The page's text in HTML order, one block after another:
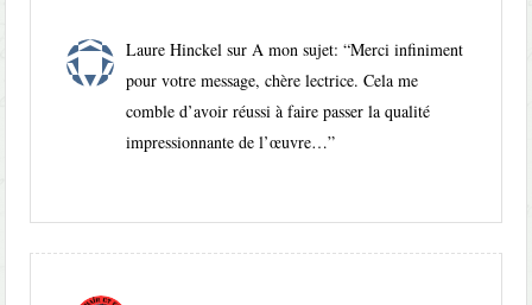
Laure Hinckel surA mon sujet: “Merci infiniment
pour votre message, chère lectrice. Cela me
comble d’avoir réussi à faire passer la qualité
impressionnante de l’œuvre…”